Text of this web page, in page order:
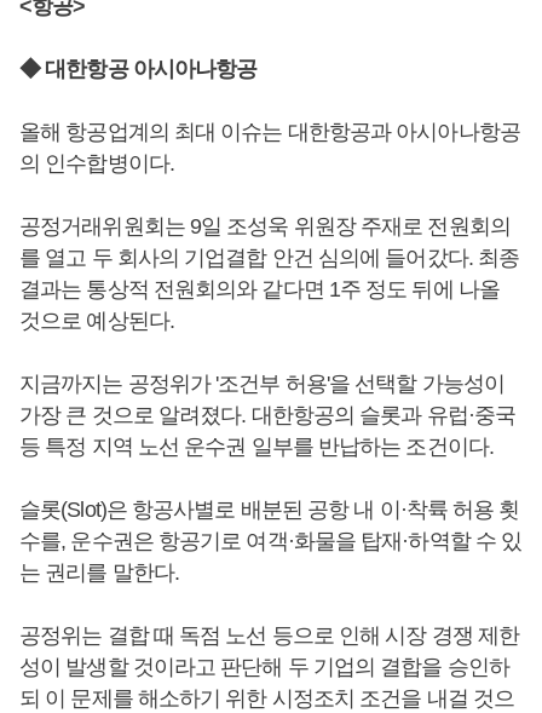
<항공>
◆ 대한항공 아시아나항공
올해 항공업계의 최대 이슈는 대한항공과 아시아나항공
의 인수합병이다.
공정거래위원회는 9일 조성욱 위원장 주재로 전원회의
를 열고 두 회사의 기업결합 안건 심의에 들어갔다. 최종
결과는 통상적 전원회의와 같다면 1주 정도 뒤에 나올
것으로 예상된다.
지금까지는 공정위가 '조건부 허용'을 선택할 가능성이
가장 큰 것으로 알려졌다. 대한항공의 슬롯과 유럽·중국
등 특정 지역 노선 운수권 일부를 반납하는 조건이다.
슬롯(Slot)은 항공사별로 배분된 공항 내 이·착륙 허용 횟
수를, 운수권은 항공기로 여객·화물을 탑재·하역할 수 있
는 권리를 말한다.
공정위는 결합 때 독점 노선 등으로 인해 시장 경쟁 제한
성이 발생할 것이라고 판단해 두 기업의 결합을 승인하
되 이 문제를 해소하기 위한 시정조치 조건을 내걸 것으